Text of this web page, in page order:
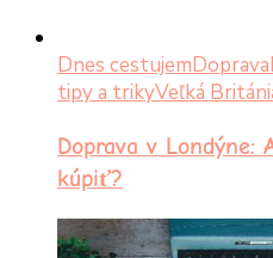
Dnes cestujemDoprava
tipy a trikyVeľká
Doprava v Londýne:
kúpiť?